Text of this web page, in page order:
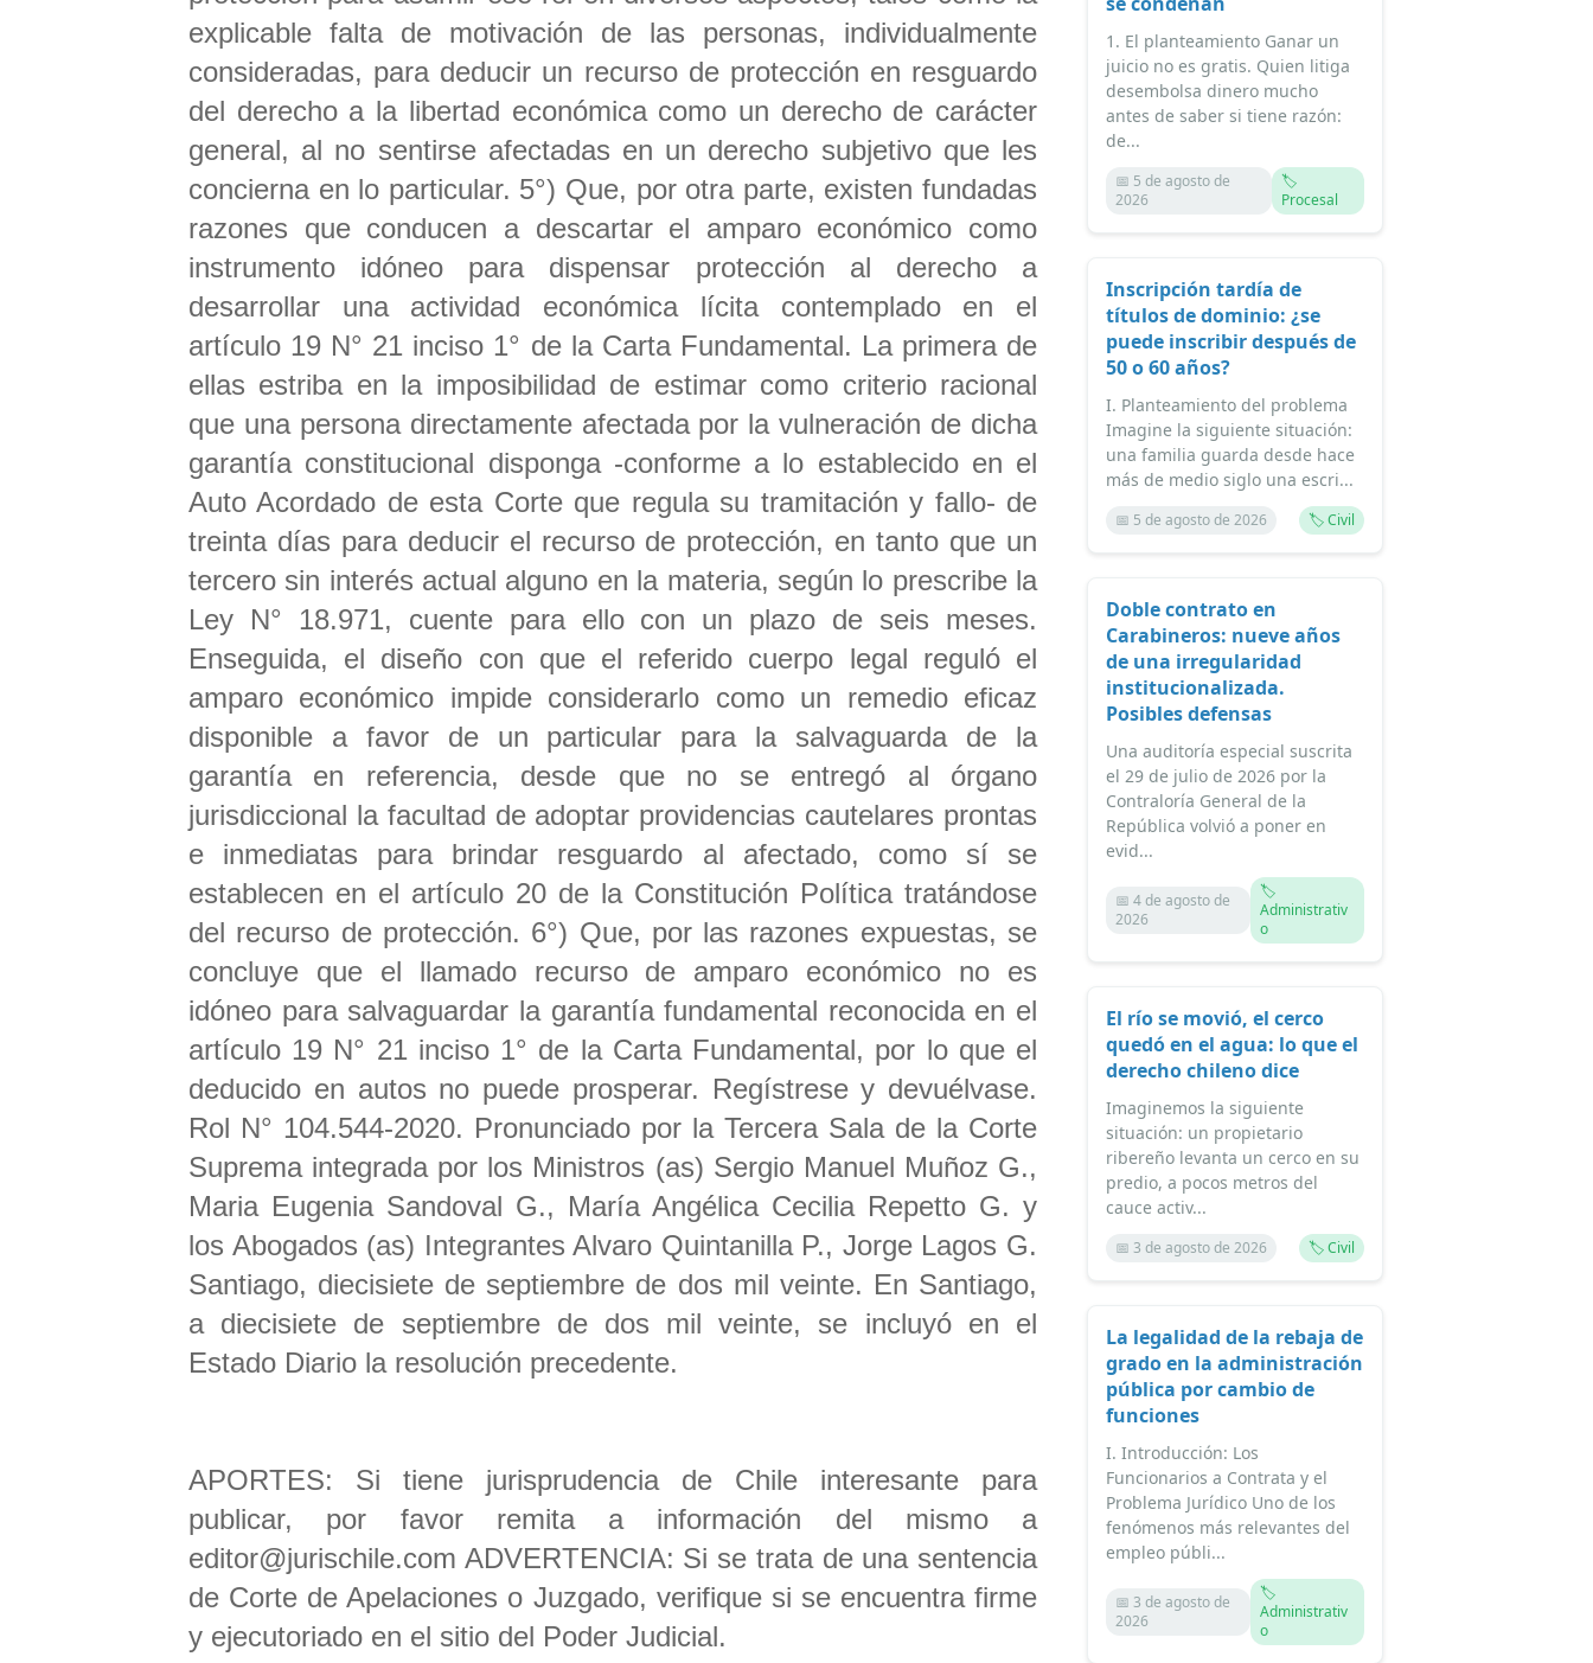
explicable falta de motivación de las personas, individualmente
consideradas, para deducir un recurso de protección en resguardo
del derecho a la libertad económica como un derecho de carácter
general, al no sentirse afectadas en un derecho subjetivo que les
concierna en lo particular. 5°) Que, por otra parte, existen fundadas
razones que conducen a descartar el amparo económico como
instrumento idóneo para dispensar protección al derecho a
desarrollar una actividad económica lícita contemplado en el
artículo 19 N° 21 inciso 1° de la Carta Fundamental. La primera de
ellas estriba en la imposibilidad de estimar como criterio racional
que una persona directamente afectada por la vulneración de dicha
garantía constitucional disponga -conforme a lo establecido en el
Auto Acordado de esta Corte que regula su tramitación y fallo- de
treinta días para deducir el recurso de protección, en tanto que un
tercero sin interés actual alguno en la materia, según lo prescribe la
Ley N° 18.971, cuente para ello con un plazo de seis meses.
Enseguida, el diseño con que el referido cuerpo legal reguló el
amparo económico impide considerarlo como un remedio eficaz
disponible a favor de un particular para la salvaguarda de la
garantía en referencia, desde que no se entregó al órgano
jurisdiccional la facultad de adoptar providencias cautelares prontas
e inmediatas para brindar resguardo al afectado, como sí se
establecen en el artículo 20 de la Constitución Política tratándose
del recurso de protección. 6°) Que, por las razones expuestas, se
concluye que el llamado recurso de amparo económico no es
idóneo para salvaguardar la garantía fundamental reconocida en el
artículo 19 N° 21 inciso 1° de la Carta Fundamental, por lo que el
deducido en autos no puede prosperar. Regístrese y devuélvase.
Rol N° 104.544-2020. Pronunciado por la Tercera Sala de la Corte
Suprema integrada por los Ministros (as) Sergio Manuel Muñoz G.,
Maria Eugenia Sandoval G., María Angélica Cecilia Repetto G. y
los Abogados (as) Integrantes Alvaro Quintanilla P., Jorge Lagos G.
Santiago, diecisiete de septiembre de dos mil veinte. En Santiago,
a diecisiete de septiembre de dos mil veinte, se incluyó en el
Estado Diario la resolución precedente.
APORTES: Si tiene jurisprudencia de Chile interesante para
publicar, por favor remita a información del mismo a
editor@jurischile.com ADVERTENCIA: Si se trata de una sentencia
de Corte de Apelaciones o Juzgado, verifique si se encuentra firme
y ejecutoriado en el sitio del Poder Judicial.
1. El planteamiento Ganar un
juicio no es gratis. Quien litiga
desembolsa dinero mucho
antes de saber si tiene razón:
de...
📅 5 de agosto de
2026
🏷️
Procesal
Inscripción tardía de
títulos de dominio: ¿se
puede inscribir después de
50 o 60 años?
I. Planteamiento del problema
Imagine la siguiente situación:
una familia guarda desde hace
más de medio siglo una escri...
📅 5 de agosto de 2026 🏷️ Civil
Doble contrato en
Carabineros: nueve años
de una irregularidad
institucionalizada.
Posibles defensas
Una auditoría especial suscrita
el 29 de julio de 2026 por la
Contraloría General de la
República volvió a poner en
evid...
📅 4 de agosto de
2026
🏷️
Administrativ
o
El río se movió, el cerco
quedó en el agua: lo que el
derecho chileno dice
Imaginemos la siguiente
situación: un propietario
ribereño levanta un cerco en su
predio, a pocos metros del
cauce activ...
📅 3 de agosto de 2026 🏷️ Civil
La legalidad de la rebaja de
grado en la administración
pública por cambio de
funciones
I. Introducción: Los
Funcionarios a Contrata y el
Problema Jurídico Uno de los
fenómenos más relevantes del
empleo públi...
📅 3 de agosto de
2026
🏷️
Administrativ
o